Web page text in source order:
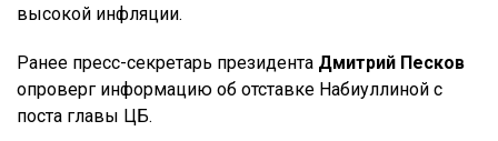
высокой инфляции.
Ранее пресс-секретарь президента Дмитрий Песков
опроверг информацию об отставке Набиуллиной с
поста главы ЦБ.